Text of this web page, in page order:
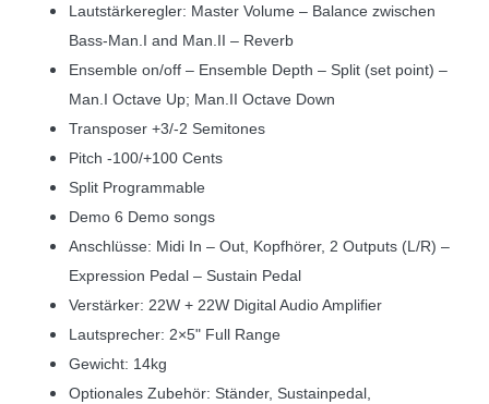
Lautstärkeregler: Master Volume – Balance zwischen
Bass-Man.I and Man.II – Reverb
Ensemble on/off – Ensemble Depth – Split (set point) –
Man.I Octave Up; Man.II Octave Down
Transposer +3/-2 Semitones
Pitch -100/+100 Cents
Split Programmable
Demo 6 Demo songs
Anschlüsse: Midi In – Out, Kopfhörer, 2 Outputs (L/R) –
Expression Pedal – Sustain Pedal
Verstärker: 22W + 22W Digital Audio Amplifier
Lautsprecher: 2×5" Full Range
Gewicht: 14kg
Optionales Zubehör: Ständer, Sustainpedal,